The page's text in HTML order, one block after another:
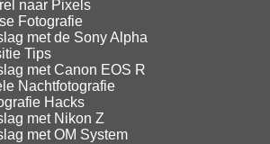
naar Pixels
Fotografie
met de Sony Alpha
Tips
met Canon EOS R
Nachtfotografie
Hacks
met Nikon Z
met OM System